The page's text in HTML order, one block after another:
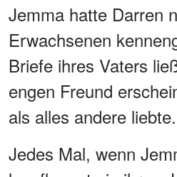
Jemma hatte Darren
Erwachsenen
Briefe ihres Vaters
engen Freund
als alles andere liebte.
Jedes Mal, wenn